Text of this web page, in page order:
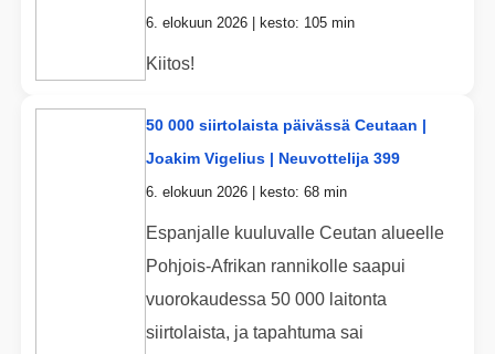
6. elokuun 2026 | kesto: 105 min
Kiitos!
50 000 siirtolaista päivässä Ceutaan |
Joakim Vigelius | Neuvottelija 399
6. elokuun 2026 | kesto: 68 min
Espanjalle kuuluvalle Ceutan alueelle
Pohjois-Afrikan rannikolle saapui
vuorokaudessa 50 000 laitonta
siirtolaista, ja tapahtuma sai